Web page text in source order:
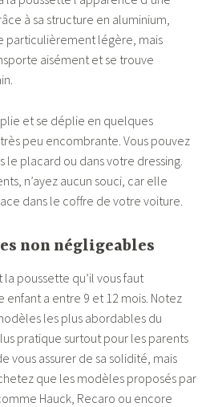
à sa structure en aluminium,
particulièrement légère, mais
aisément et se trouve
et se déplie en quelques
peu encombrante. Vous pouvez
le placard ou dans votre dressing.
n’ayez aucun souci, car elle
dans le coffre de votre voiture.
non négligeables
poussette qu’il vous faut
a entre 9 et 12 mois. Notez
les plus abordables du
pratique surtout pour les parents
vous assurer de sa solidité, mais
que les modèles proposés par
Hauck, Recaro ou encore